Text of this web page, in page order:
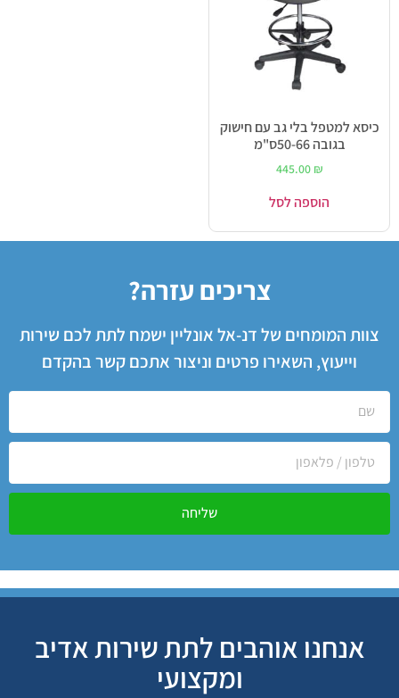
כיסא למטפל בלי גב עם חישוק
בגובה 50-66ס"מ
445.00 ₪
הוספה לסל
צריכים עזרה?
צוות המומחים של דנ-אל אונליין ישמח לתת לכם שירות
וייעוץ, השאירו פרטים וניצור אתכם קשר בהקדם
שליחה
אנחנו אוהבים לתת שירות אדיב
ומקצועי